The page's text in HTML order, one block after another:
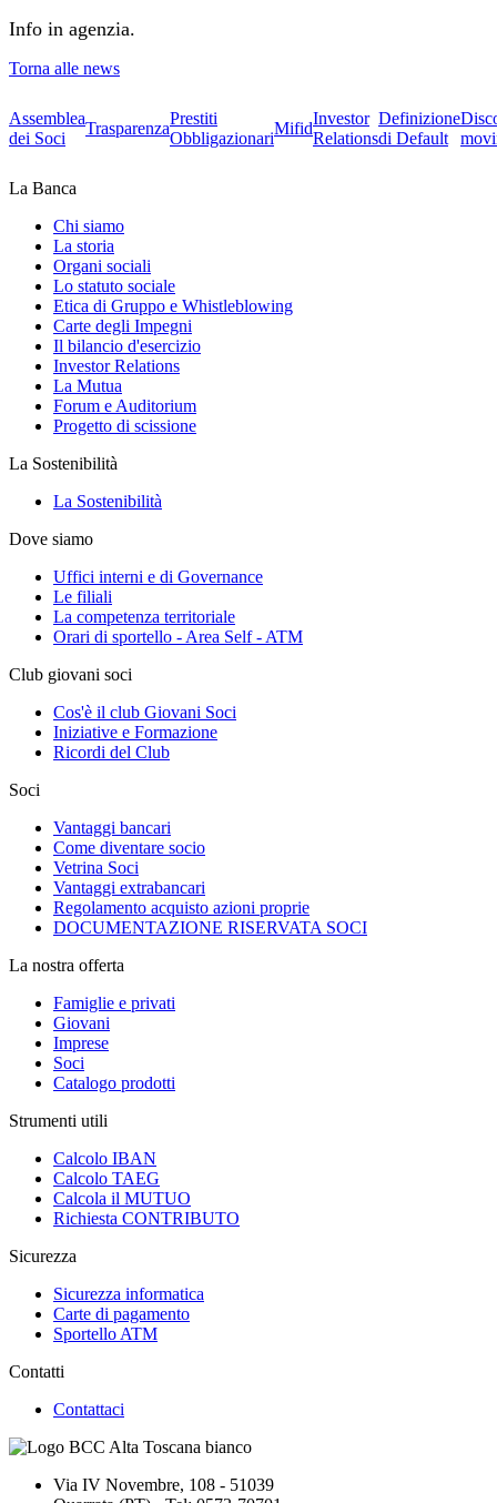
Info in agenzia.
Torna alle news
Assemblea
dei Soci
Trasparenza
Prestiti
Obbligazionari
Mifid
Investor
Relations
Definizione
di Default
La Banca
Chi siamo
La storia
Organi sociali
Lo statuto sociale
Etica di Gruppo e Whistleblowing
Carte degli Impegni
Il bilancio d'esercizio
Investor Relations
La Mutua
Forum e Auditorium
Progetto di scissione
La Sostenibilità
La Sostenibilità
Dove siamo
Uffici interni e di Governance
Le filiali
La competenza territoriale
Orari di sportello - Area Self - ATM
Club giovani soci
Cos'è il club Giovani Soci
Iniziative e Formazione
Ricordi del Club
Soci
Vantaggi bancari
Come diventare socio
Vetrina Soci
Vantaggi extrabancari
Regolamento acquisto azioni proprie
DOCUMENTAZIONE RISERVATA SOCI
La nostra offerta
Famiglie e privati
Giovani
Imprese
Soci
Catalogo prodotti
Strumenti utili
Calcolo IBAN
Calcolo TAEG
Calcola il MUTUO
Richiesta CONTRIBUTO
Sicurezza
Sicurezza informatica
Carte di pagamento
Sportello ATM
Contatti
Contattaci
Via IV Novembre, 108 - 51039